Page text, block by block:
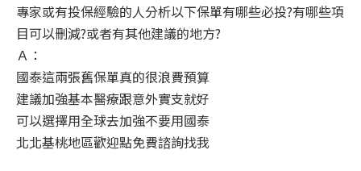
專家或有投保經驗的人分析以下保單有哪些必投?有哪些項
目可以刪減?或者有其他建議的地方?
Ａ：
國泰這兩張舊保單真的很浪費預算
建議加強基本醫療跟意外實支就好
可以選擇用全球去加強不要用國泰
北北基桃地區歡迎點免費諮詢找我